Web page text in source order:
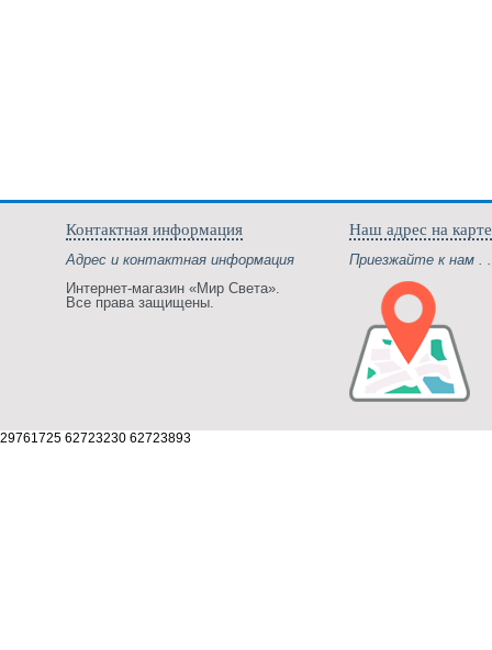
Контактная информация
Адрес и контактная информация
Интернет-магазин «Мир Света».
Все права защищены.
Наш адрес на карте
Приезжайте к нам .
29761725 62723230 62723893